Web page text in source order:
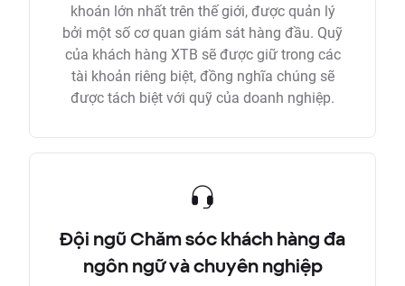
khoán lớn nhất trên thế giới, được quản lý
bởi một số cơ quan giám sát hàng đầu. Quỹ
của khách hàng XTB sẽ được giữ trong các
tài khoản riêng biệt, đồng nghĩa chúng sẽ
được tách biệt với quỹ của doanh nghiệp.
Đội ngũ Chăm sóc khách hàng đa
ngôn ngữ và chuyên nghiệp